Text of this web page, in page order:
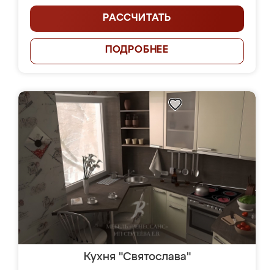
РАССЧИТАТЬ
ПОДРОБНЕЕ
Кухня "Святослава"